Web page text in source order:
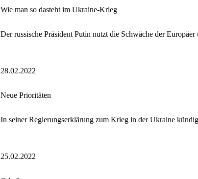
Wie man so dasteht im Ukraine-Krieg
Der russische Präsident Putin nutzt die Schwäche der
28.02.2022
Neue Prioritäten
In seiner Regierungserklärung zum Krieg in der Ukraine
25.02.2022